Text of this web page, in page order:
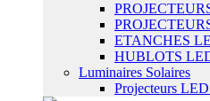
ETANCHES
HUBLOTS
Luminaires Solaires
Projecteurs